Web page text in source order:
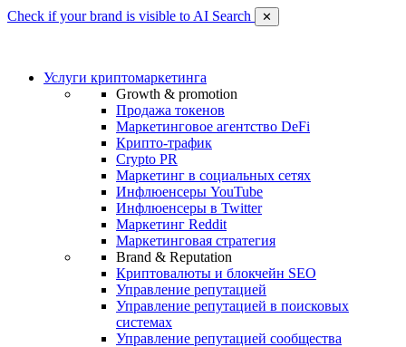
Check if your brand is visible to AI Search ✕
Услуги криптомаркетинга
Growth & promotion
Продажа токенов
Маркетинговое агентство DeFi
Крипто-трафик
Crypto PR
Маркетинг в социальных сетях
Инфлюенсеры YouTube
Инфлюенсеры в Twitter
Маркетинг Reddit
Маркетинговая стратегия
Brand & Reputation
Криптовалюты и блокчейн SEO
Управление репутацией
Управление репутацией в поисковых
системах
Управление репутацией сообщества